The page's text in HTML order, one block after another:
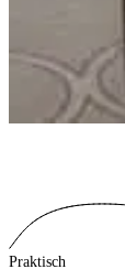
Praktisch